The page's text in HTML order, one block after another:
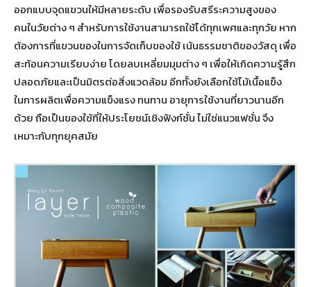
ออกแบบจุดแขวนให้มีหลายระดับ เพื่อรองรับสรีระความสูงของ
คนในวัยต่าง ๆ สำหรับการใช้งานสามารถใช้ได้ทุกเพศและทุกวัย หาก
ต้องการที่แขวนของในการจัดเก็บของใช้ เน้นธรรมชาติของวัสดุ เพื่อ
สะท้อนความเรียบง่าย โดยลบเหลี่ยมมุมต่าง ๆ เพื่อให้เกิดความรู้สึก
ปลอดภัยและเป็นมิตรต่อสิ่งแวดล้อม อีกทั้งยังเลือกใช้ไม้เนื้อแข็ง
ในการผลิตเพื่อความแข็งแรง ทนทาน อายุการใช้งานที่ยาวนานอีก
ด้วย ถือเป็นของใช้ที่ให้ประโยชน์เชิงฟังก์ชั่น ไม่ใช่แนวแฟชั่น จึง
เหมาะกับทุกยุคสมัย